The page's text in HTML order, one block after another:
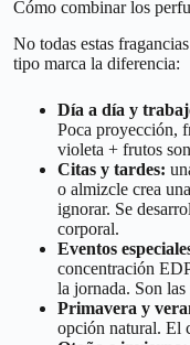
Cómo combinar los
No todas estas
tipo marca la diferencia:
Día a día y
Poca proyección,
violeta + frutos
Citas y tardes:
o almizcle crea
ignorar. Se
corporal.
Eventos
concentración
la jornada. Son las
Primavera y
opción natural. El